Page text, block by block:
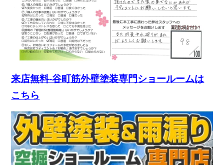
来店無料-谷町筋外壁塗装専門ショールームは
こちら